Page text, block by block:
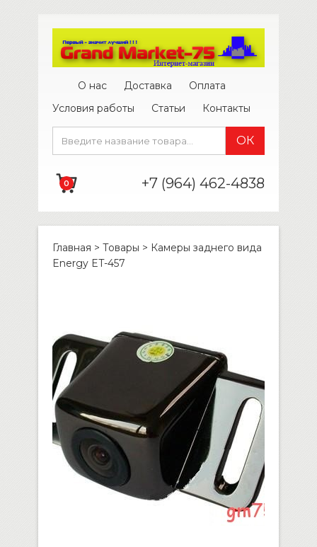
О нас Доставка
Оплата
Условия работы
Статьи Контакты
0 +7 (964) 462-4838
Главная > Товары > Камеры заднего вида
Energy ET-457